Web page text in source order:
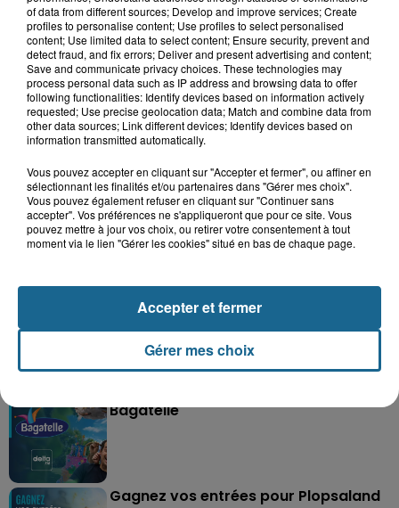
A GAGNER
Gagnez vos entrées pour Dennlys
Parc
Bagatelle
Gagnez vos entrées pour Plopsaland
of data from different sources; Develop and improve services; Create
profiles to personalise content; Use profiles to select personalised
content; Use limited data to select content; Ensure security, prevent and
detect fraud, and fix errors; Deliver and present advertising and content;
Save and communicate privacy choices. These technologies may
process personal data such as IP address and browsing data to offer
following functionalities: Identify devices based on information actively
requested; Use precise geolocation data; Match and combine data from
other data sources; Link different devices; Identify devices based on
information transmitted automatically.
Vous pouvez accepter en cliquant sur "Accepter et fermer", ou affiner en
sélectionnant les finalités et/ou partenaires dans "Gérer mes choix".
Vous pouvez également refuser en cliquant sur "Continuer sans
accepter". Vos préférences ne s'appliqueront que pour ce site. Vous
pouvez mettre à jour vos choix, ou retirer votre consentement à tout
moment via le lien "Gérer les cookies" situé en bas de chaque page.
Gérer mes choix
Accepter et fermer